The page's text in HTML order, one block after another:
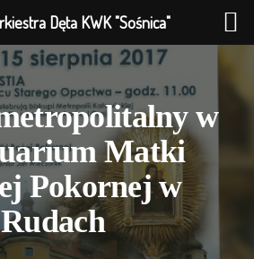
w
Matki
Pokornej w
Rudach
Dęta KWK "Sośnica"